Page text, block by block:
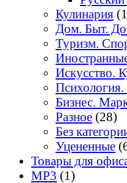
Кулинария
Дом. Быт.
Туризм.
Искусство.
Бизнес.
Разное (28)
Без
Уцененные
Товары для
MP3 (1)